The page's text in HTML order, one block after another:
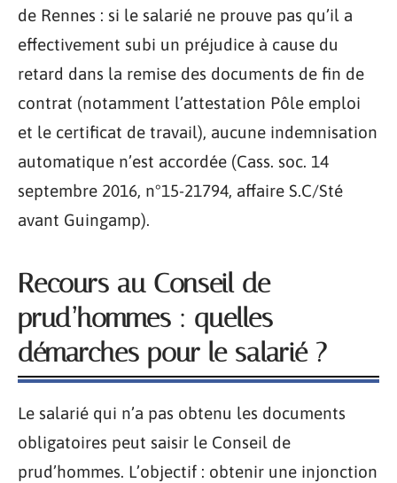
de Rennes : si le salarié ne prouve pas qu’il a
effectivement subi un préjudice à cause du
retard dans la remise des documents de fin de
contrat (notamment l’attestation Pôle emploi
et le certificat de travail), aucune indemnisation
automatique n’est accordée (Cass. soc. 14
septembre 2016, n°15-21794, affaire S.C/Sté
avant Guingamp).
Recours au Conseil de
prud’hommes : quelles
démarches pour le salarié ?
Le salarié qui n’a pas obtenu les documents
obligatoires peut saisir le Conseil de
prud’hommes. L’objectif : obtenir une injonction